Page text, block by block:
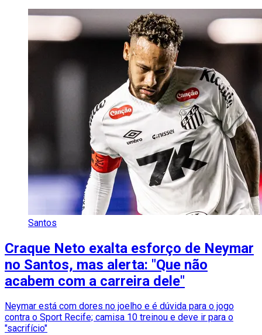
Santos
Craque Neto exalta esforço de Neymar
no Santos, mas alerta: "Que não
acabem com a carreira dele"
Neymar está com dores no joelho e é dúvida para o jogo
contra o Sport Recife; camisa 10 treinou e deve ir para o
"sacrifício"